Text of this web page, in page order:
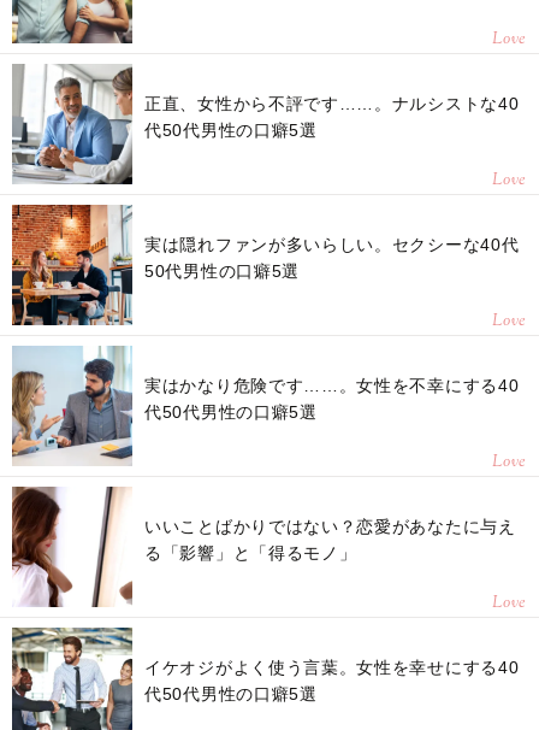
Love
正直、女性から不評です……。ナルシストな40
代50代男性の口癖5選
Love
実は隠れファンが多いらしい。セクシーな40代
50代男性の口癖5選
Love
実はかなり危険です……。女性を不幸にする40
代50代男性の口癖5選
Love
いいことばかりではない？恋愛があなたに与え
る「影響」と「得るモノ」
Love
イケオジがよく使う言葉。女性を幸せにする40
代50代男性の口癖5選